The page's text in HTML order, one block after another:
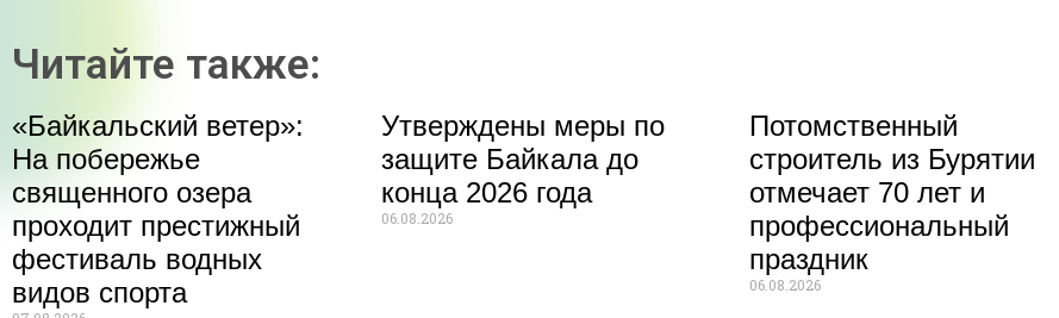
Читайте также:
«Байкальский ветер»:
На побережье
священного озера
проходит престижный
фестиваль водных
видов спорта
Утверждены меры по
защите Байкала до
конца 2026 года
06.08.2026
Потомственный
строитель из Бурятии
отмечает 70 лет и
профессиональный
праздник
06.08.2026